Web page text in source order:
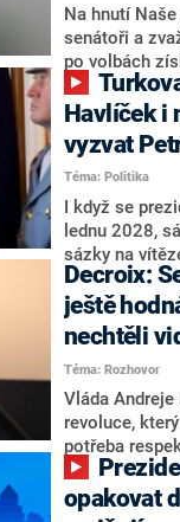
úmorná práce
námi navíc
svoje
NEWS.
Na hnutí
senátoři a
po volbách
NEWS to řekl
Martin Kuba.
například
součástí
redakce
Zdeněk Nytra
některých
nepřítel, ale
Havlíček i
vyzvat
Téma: Politika
I když se
lednu 2028,
sázky na
hlava státu
zmiňují dva
Andreje
Oblíbeným
Motoristy Filip
o případné
značně
nemá osobu,
Decroix:
ještě
nechtěli
Téma: Rozhovor
Vláda
revoluce,
potřeba
ministryně
rozhovoru pro
ohledně
opakovat